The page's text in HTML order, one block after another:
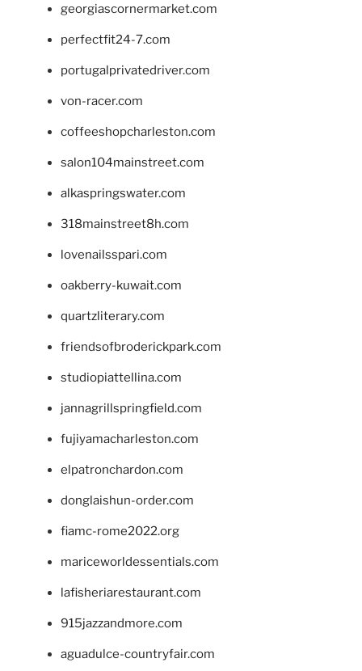
georgiascornermarket.com
perfectfit24-7.com
portugalprivatedriver.com
von-racer.com
coffeeshopcharleston.com
salon104mainstreet.com
alkaspringswater.com
318mainstreet8h.com
lovenailsspari.com
oakberry-kuwait.com
quartzliterary.com
friendsofbroderickpark.com
studiopiattellina.com
jannagrillspringfield.com
fujiyamacharleston.com
elpatronchardon.com
donglaishun-order.com
fiamc-rome2022.org
mariceworldessentials.com
lafisheriarestaurant.com
915jazzandmore.com
aguadulce-countryfair.com